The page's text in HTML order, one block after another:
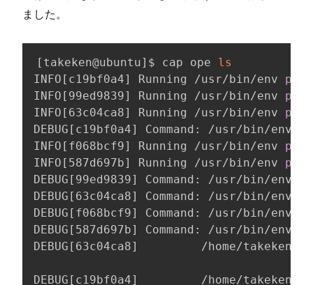
ました。
[ takeken@ubuntu] $ cap ope ls
INFO [ c19bf0a4] Running /usr/bin/env pwd
INFO [ 99ed9839] Running /usr/bin/env pwd
INFO [ 63c04ca8] Running /usr/bin/env pwd
DEBUG [ c19bf0a4] Command: /usr/bin/env
INFO [ f068bcf9] Running /usr/bin/env pwd
INFO [ 587d697b] Running /usr/bin/env pwd
DEBUG [ 99ed9839] Command: /usr/bin/env
DEBUG [ 63c04ca8] Command: /usr/bin/env
DEBUG [ f068bcf9] Command: /usr/bin/env
DEBUG [ 587d697b] Command: /usr/bin/env
DEBUG [ 63c04ca8]
/home/
DEBUG [ c19bf0a4]
         /home/takeken